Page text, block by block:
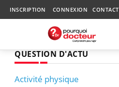
INSCRIPTION CONNEXION CONTACT
QUESTION D'ACTU
Activité physique